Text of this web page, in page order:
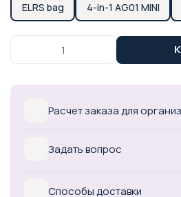
ELRS bag 4-in-1 AG01 MINI
Расчет заказа для
Задать вопрос
Способы доставки